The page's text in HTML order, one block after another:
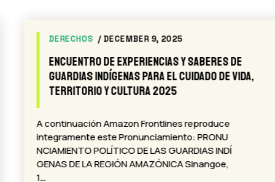
DERECHOS / DECEMBER 9, 2025
Encuentro de Experiencias y Saberes de
Guardias Indígenas para el cuidado de Vida,
Territorio y Cultura 2025
A continuación Amazon Frontlines reproduce
integramente este Pronunciamiento: PRONU
NCIAMIENTO POLÍTICO DE LAS GUARDIAS INDÍ
GENAS DE LA REGIÓN AMAZÓNICA Sinangoe,